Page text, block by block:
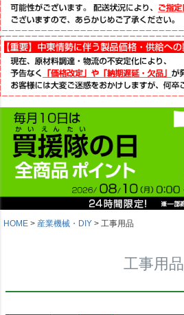
HOME 産業機械・DIY 工事用品
工事用品